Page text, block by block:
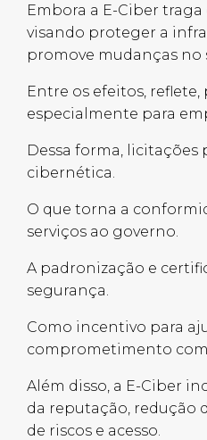
Embora a E-Ciber
visando proteger a
promove mudanças no
Entre os efeitos,
especialmente para
Dessa forma, licitações
cibernética.
O que torna a
serviços ao governo.
A padronização e
segurança.
Como incentivo para
comprometimento
Além disso, a E-Ciber
da reputação, redução
de riscos e acesso.